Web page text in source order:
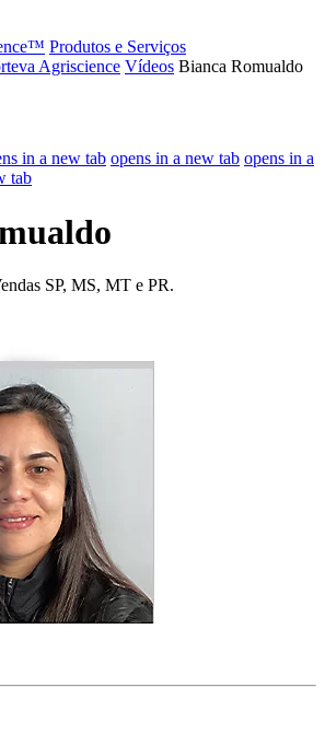
Produtos e Serviços
Agriscience Vídeos Bianca Romualdo
in a new tab opens in a new tab opens in a
tab
SP, MS, MT e PR.